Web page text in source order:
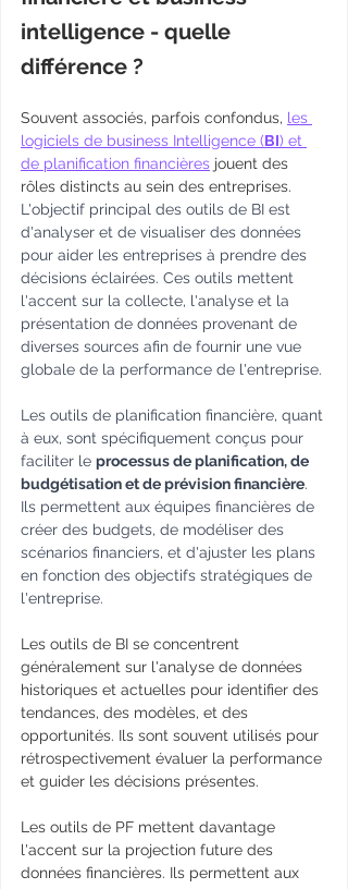
intelligence - quelle
différence ?
Souvent associés, parfois confondus, les
logiciels de business Intelligence (BI) et
de planification financières jouent des
rôles distincts au sein des entreprises.
L'objectif principal des outils de BI est
d'analyser et de visualiser des données
pour aider les entreprises à prendre des
décisions éclairées. Ces outils mettent
l'accent sur la collecte, l'analyse et la
présentation de données provenant de
diverses sources afin de fournir une vue
globale de la performance de l'entreprise.
Les outils de planification financière, quant
à eux, sont spécifiquement conçus pour
faciliter le processus de planification, de
budgétisation et de prévision financière.
Ils permettent aux équipes financières de
créer des budgets, de modéliser des
scénarios financiers, et d'ajuster les plans
en fonction des objectifs stratégiques de
l'entreprise.
Les outils de BI se concentrent
généralement sur l'analyse de données
historiques et actuelles pour identifier des
tendances, des modèles, et des
opportunités. Ils sont souvent utilisés pour
rétrospectivement évaluer la performance
et guider les décisions présentes.
Les outils de PF mettent davantage
l'accent sur la projection future des
données financières. Ils permettent aux